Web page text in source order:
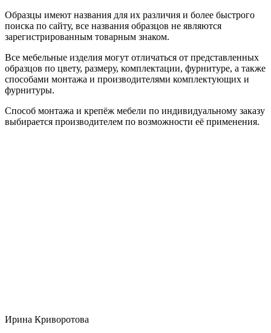
Образцы имеют названия для их различия и более быстрого
поиска по сайту, все названия образцов не являются
зарегистрированным товарным знаком.
Все мебельные изделия могут отличаться от представленных
образцов по цвету, размеру, комплектации, фурнитуре, а также
способами монтажа и производителями комплектующих и
фурнитуры.
Способ монтажа и крепёж мебели по индивидуальному заказу
выбирается производителем по возможности её применения.
Ирина Криворотова